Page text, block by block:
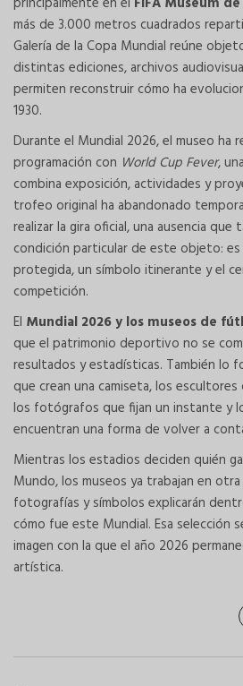
más de 3.000 metros cuadrados
Galería de la Copa Mundial reúne
distintas ediciones, archivos
permiten reconstruir cómo ha
1930.
Durante el Mundial 2026, el museo ha
programación con World Cup Fever,
combina exposición, actividades y
trofeo original ha abandonado
realizar la gira oficial, una ausencia que
condición particular de este objeto: es
protegida, un símbolo itinerante y el
competición.
El Mundial 2026 y los museos de
que el patrimonio deportivo no se
resultados y estadísticas. También lo
que crean una camiseta, los
los fotógrafos que fijan un instante y
encuentran una forma de volver a
Mientras los estadios deciden quién
Mundo, los museos ya trabajan en
fotografías y símbolos explicarán
cómo fue este Mundial. Esa selección
imagen con la que el año 2026
artística.